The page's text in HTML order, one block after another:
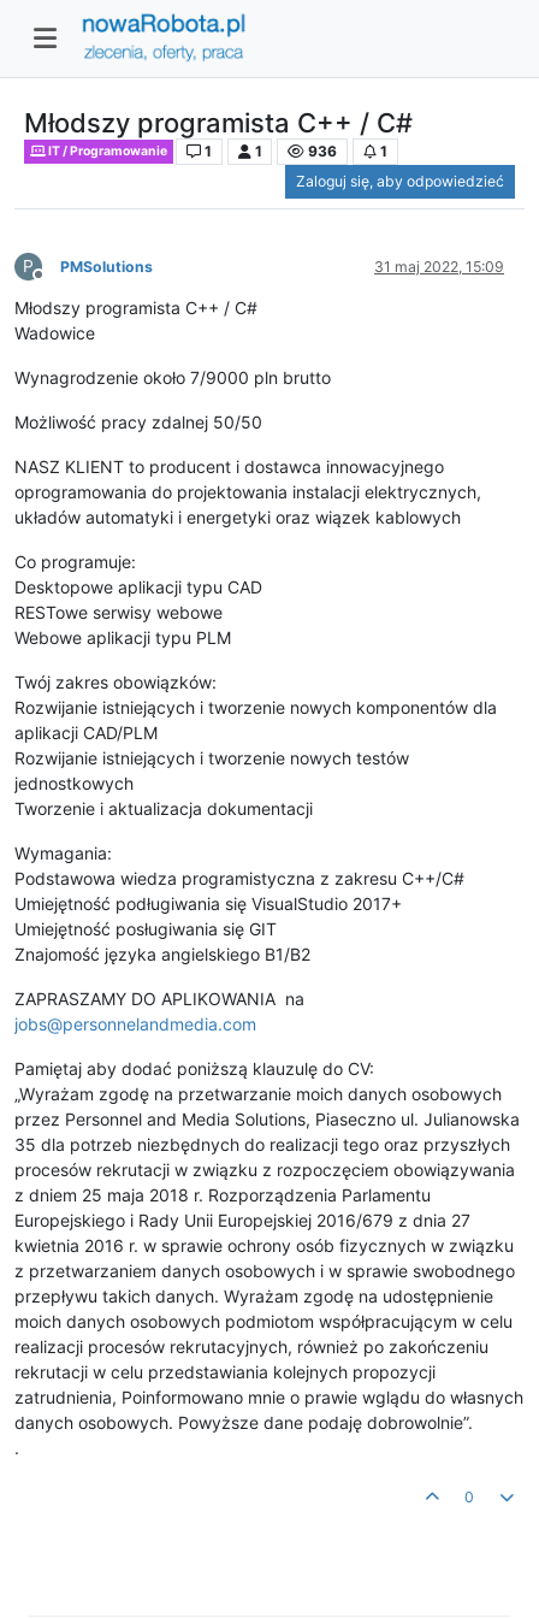
Młodszy programista C++ / C#
IT / Programowanie 1 1 936
1
Zaloguj się, aby odpowiedzieć
P
Niedostępny
PMSolutions 31 maj 2022, 15:09
Młodszy programista C++ / C#
Wadowice
Wynagrodzenie około 7/9000 pln brutto
Możliwość pracy zdalnej 50/50
NASZ KLIENT to producent i dostawca innowacyjnego
oprogramowania do projektowania instalacji elektrycznych,
układów automatyki i energetyki oraz wiązek kablowych
Co programuje:
Desktopowe aplikacji typu CAD
RESTowe serwisy webowe
Webowe aplikacji typu PLM
Twój zakres obowiązków:
Rozwijanie istniejących i tworzenie nowych komponentów dla
aplikacji CAD/PLM
Rozwijanie istniejących i tworzenie nowych testów
jednostkowych
Tworzenie i aktualizacja dokumentacji
Wymagania:
Podstawowa wiedza programistyczna z zakresu C++/C#
Umiejętność podługiwania się VisualStudio 2017+
Umiejętność posługiwania się GIT
Znajomość języka angielskiego B1/B2
ZAPRASZAMY DO APLIKOWANIA na
jobs@personnelandmedia.com
Pamiętaj aby dodać poniższą klauzulę do CV:
„Wyrażam zgodę na przetwarzanie moich danych osobowych
przez Personnel and Media Solutions, Piaseczno ul. Julianowska
35 dla potrzeb niezbędnych do realizacji tego oraz przyszłych
procesów rekrutacji w związku z rozpoczęciem obowiązywania
z dniem 25 maja 2018 r. Rozporządzenia Parlamentu
Europejskiego i Rady Unii Europejskiej 2016/679 z dnia 27
kwietnia 2016 r. w sprawie ochrony osób fizycznych w związku
z przetwarzaniem danych osobowych i w sprawie swobodnego
przepływu takich danych. Wyrażam zgodę na udostępnienie
moich danych osobowych podmiotom współpracującym w celu
realizacji procesów rekrutacyjnych, również po zakończeniu
rekrutacji w celu przedstawiania kolejnych propozycji
zatrudnienia, Poinformowano mnie o prawie wglądu do własnych
danych osobowych. Powyższe dane podaję dobrowolnie”.
.
0